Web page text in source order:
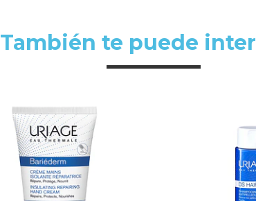
También te puede